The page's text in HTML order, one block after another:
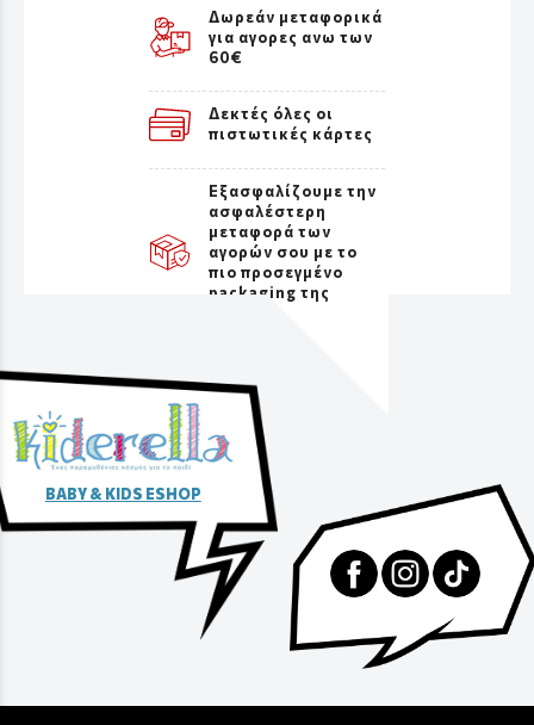
Δωρεάν μεταφορικά
για αγορες ανω των
60€
Δεκτές όλες οι
πιστωτικές κάρτες
Εξασφαλίζουμε την
ασφαλέστερη
μεταφορά των
αγορών σου με το
πιο προσεγμένο
packaging της
BABY & KIDS ESHOP